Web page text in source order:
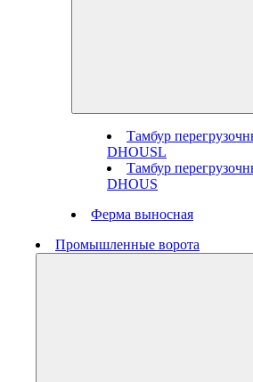
Тамбур
DHOUSL
Тамбур
DHOUS
Ферма выносная
Промышленные ворота